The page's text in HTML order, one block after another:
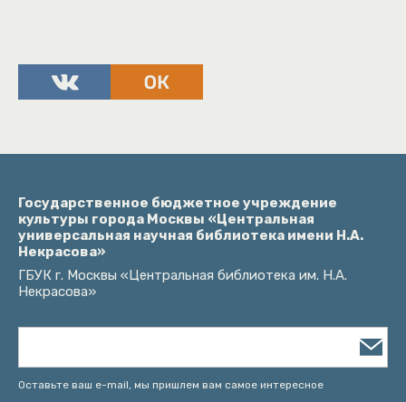
Государственное бюджетное учреждение
культуры города Москвы «Центральная
универсальная научная библиотека имени Н.А.
Некрасова»
ГБУК г. Москвы «Центральная библиотека им. Н.А.
Некрасова»
Оставьте ваш e-mail, мы пришлем вам самое интересное